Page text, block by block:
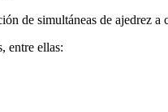
de simultáneas de ajedrez
entre ellas: